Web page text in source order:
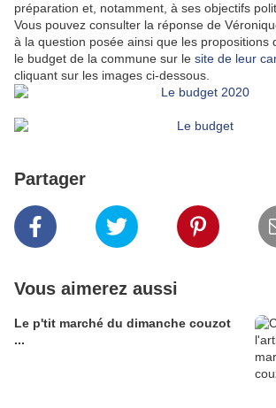
préparation et, notamment, à ses objectifs
Vous pouvez consulter la réponse de
à la question posée ainsi que les propositions
le budget de la commune sur le site de leur
cliquant sur les images ci-dessous.
Partager
Vous aimerez aussi
Le p'tit marché du dimanche couzot
...